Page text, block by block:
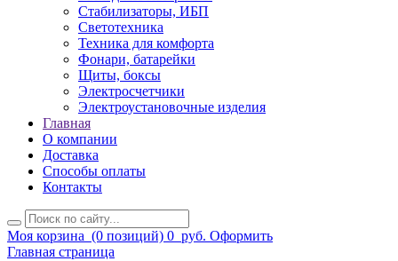
Стабилизаторы, ИБП
Светотехника
Техника для комфорта
Фонари, батарейки
Щиты, боксы
Электросчетчики
Электроустановочные изделия
Главная
О компании
Доставка
Способы оплаты
Контакты
Моя корзина (0 позиций) 0 руб. Оформить
Главная страница